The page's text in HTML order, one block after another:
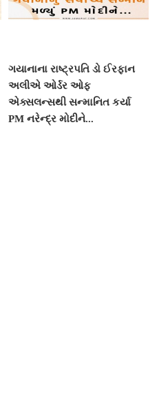
ગયાનાના રાષ્ટ્રપતિ ડો ઈરફાન
અલીએ ઓર્ડર ઓફ
એક્સલન્સથી સન્માનિત કર્યા
PM નરેન્દ્ર મોદીને...